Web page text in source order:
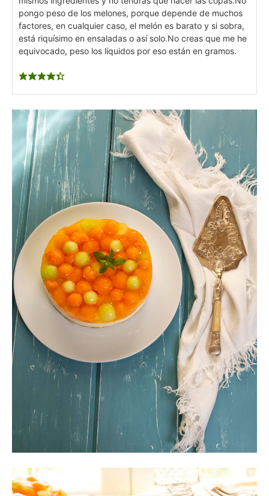
pongo peso de los melones, porque depende de muchos
factores, en cualquier caso, el melón es barato y si sobra,
está riquísimo en ensaladas o así solo.No creas que me he
equivocado, peso los líquidos por eso están en gramos.